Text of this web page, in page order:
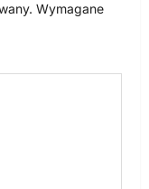
Wymagane